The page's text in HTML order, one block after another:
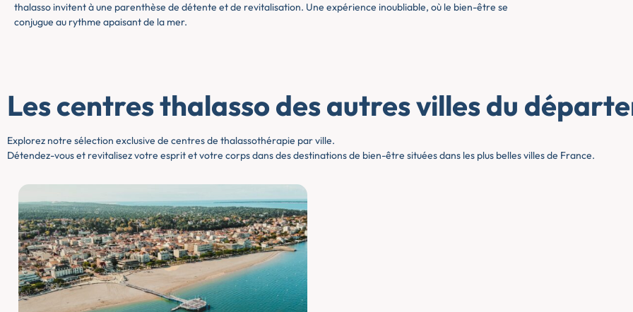
thalasso invitent à une parenthèse de détente et de revitalisation. Une expérience inoubliable, où le bien-être se
conjugue au rythme apaisant de la mer.
Les centres thalasso des autres villes du
Explorez notre sélection exclusive de centres de thalassothérapie par ville.
Détendez-vous et revitalisez votre esprit et votre corps dans des destinations de bien-être situées dans les plus belles villes de France.